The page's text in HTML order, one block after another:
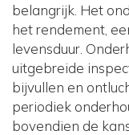
belangrijk. Het
het rendement,
levensduur.
uitgebreide
bijvullen en
periodiek
bovendien de